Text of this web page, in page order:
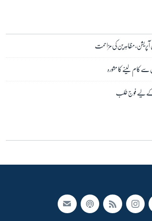
مظاہرین کی مزاحمت
کام لینے کا مشورہ
کے لیے فوج طلب